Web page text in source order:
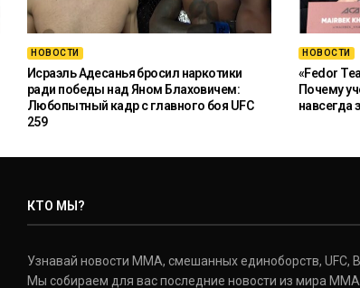
НОВОСТИ
Исраэль Адесанья бросил наркотики
ради победы над Яном Блаховичем:
Любопытный кадр с главного боя UFC
259
НОВОСТИ
«Fedor
Почему
навсегда
КТО МЫ?
Узнавай новости ММА, смешанных единоборств, UFC,
Мы собираем для вас последние новости из мира